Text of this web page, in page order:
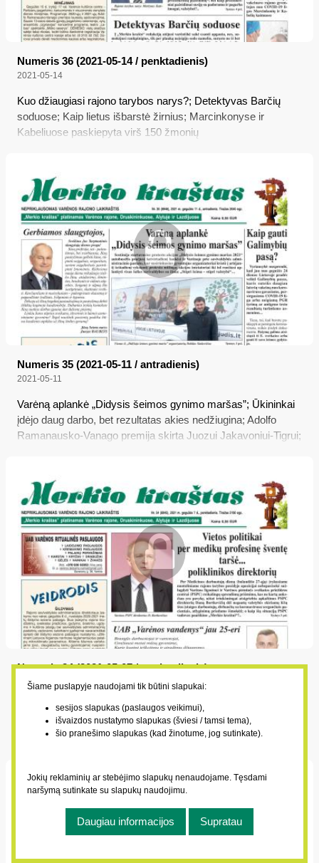
Numeris 36 (2021-05-14 / penktadienis)
2021-05-14
Kuo džiaugiasi rajono tarybos narys?; Detektyvas Barčių
soduose; Kaip lietus išbarstė žirnius; Marcinkonyse ir
Kabeliuose paskiepyta virš 150 žmonių
Numeris 35 (2021-05-11 / antradienis)
2021-05-11
Varėną aplankė „Didysis šeimos gynimo maršas”; Ūkininkai
įdėjo daug darbo, bet rezultatas akies nedžiugina; Adolfo
Ramanausko-Vanago premija skirta Juozui Jakavoniui-Tigrui;
Numeris 34 (2021-05-07 / penktadienis)
2021-05-07
Vietos politikai per medikų profesinę šventę tardė...
poliklinikos direktorių; Į rajono mokyklas sugrįžta abiturientai;
Varėniškiai paprašė grąžinti beveik 2 mln. eurų permokų
Šiame puslapyje naudojami tik būtini slapukai:
sesijos slapukas (paslaugos veikimui),
išvaizdos nustatymo slapukas (šviesi / tamsi tema),
šio pranešimo slapukas (kad žinotume, jog sutinkate).
Jokių reklaminių ar stebėjimo slapukų nenaudojame. Tęsdami
naršymą sutinkate su slapukų naudojimu.
Daugiau informacijos Supratau